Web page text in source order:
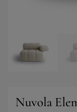
Nuvola